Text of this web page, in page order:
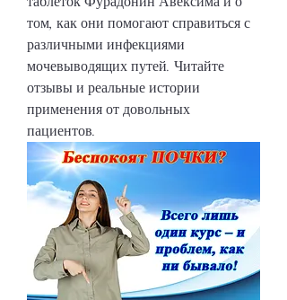
том, как они помогают справиться с
различными инфекциями
мочевыводящих путей. Читайте
отзывы и реальные истории
применения от довольных
пациентов.